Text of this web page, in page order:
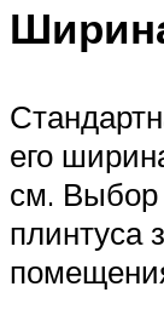
его
см. Выбор
плинтуса